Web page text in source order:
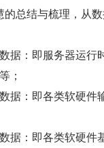
的总结与梳理，从
据：即服务器运行
；
据：即各类软硬件
据：即各类软硬件